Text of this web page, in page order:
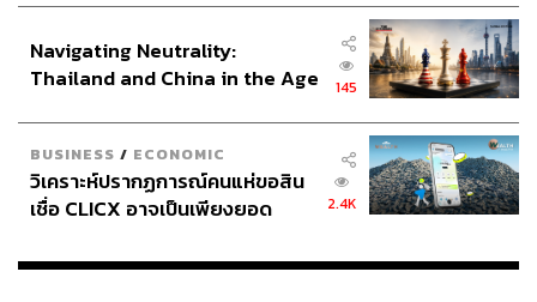
Navigating Neutrality:
Thailand and China in the Age
145
BUSINESS / ECONOMIC
วิเคราะห์ปรากฏการณ์คนแห่ขอสิน
เชื่อ CLICX อาจเป็นเพียงยอด
เรือนไทยที่ถูกซุกไว้
2.4K